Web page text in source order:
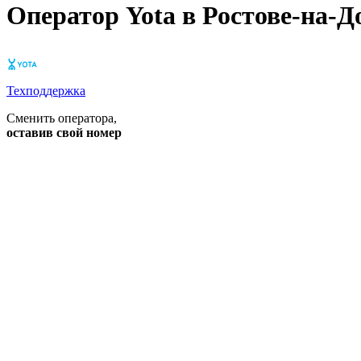
Оператор Yota в Ростове-на-
Техподдержка
Сменить оператора,
оставив свой номер